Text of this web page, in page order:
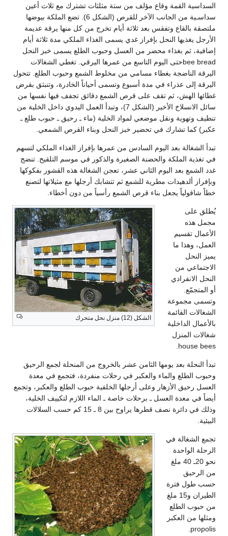
السداسية القمة وقاع مؤلف من ستة مثلثات تشترك مع ثلاث أعين
سداسـية من الجانب الآخر للقرص (الشكل 6). تضع الملكة بيوضها
ملتصقة بالقاع وتفقس بعد ثلاثة أيام تخرج من كل منها يرقة عديمة
الأرجل يغذيها النحل بإفراز غدي يسمى الغذاء الملكي مدة ثلاثة أيام
إضافية، ثم بغذاء محضر من العسل وحبوب الطلع يسمى خبز النحل
bee breadحتى اليوم التاسع من عمرها اليرقي. تغطي الشغالات
اليرقة الناضجة بغطاء مسامي من مخلوط الشمع وحبوب الطلع. تتحول
اليرقة إلى عذراء في مدة أسبوع وتسمى أحياناً الخادرة، وتنبثق بقرض
غطائها الهش، ثم تقف على قرص الشمع دقائق تجفف فيها نفسها من
سائل الانسلاخ الأخير (الشكل 7)، وتبدأ العمل اليدوي داخل الخلية من
تنظيف وتهوية ونقل موضعي لمواد الخلية (ماء ـ رحيق ـ حبوب طلع ـ
عكبر) كما تشارك في تحضير خبز النحل وبناء القرص الشمعي.
تبدأ الشغالة بعد اليوم السادس من عمرها بإفراز الغذاء الملكي لتسهم
في تغذية الملكة والحضنة الصغيرة والذكور في موسم التلقيح. تنضج
غدد الشمع بعد اليوم الثاني عشر، تعجن الشغالة هذه القشور بفكوكها
وبإفراز ألدهيدات مطرية للشمع ثم تتشابك أرجلها مع مثيلاتها لتصنع
خطاً شاقولياً يجعل بناء قرص الشمع رأسياً من دون أخطاء.
الشكل (12) منزل نحل متحرك
يُطلق على
مجمل هذه
الأعمال تقسيم
العمل، وهذا ما
يميز النحل
الاجتماعي من
النحل الانفرادي
أو المتجمّع.
وتسمى مجموعة
الشغالات القائمة
بالأعمال الداخلية
شغالات المنزل
house bees.
تبدأ النحلة بعد يومها الثامن عشر بالخروج من المنحلة لجمع الرحيق
وحبوب الطلع والماء والعكبر في رحلات منفردة، فتجمع في معدة
العسل رحيق الأزهار وعلى أرجلها الخلفية حبوب الطلع والعكبر، وتجمع
أيضاً في معدة العسل ـ برحلات خاصة ـ الماء اللازم لتكييف الخلية،
وذلك في دائرة نصف قطرها يراوح بين 8 ـ 15 كم حسب السلالات
البيئية.
تجمع الشغالة في
الرحلة الواحدة
نحو 20ـ 40 ملغ
من الرحيق
حسب طول فترة
الطيران و15 ملغ
من حبوب الطلع
ومثلها من العكبر
propolis.